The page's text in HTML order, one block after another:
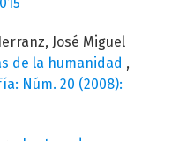
José Miguel
de la humanidad ,
Núm. 20 (2008):